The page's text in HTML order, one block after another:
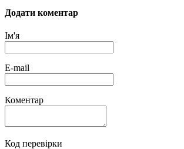
Додати коментар
Ім'я
E-mail
Коментар
Код перевірки